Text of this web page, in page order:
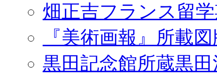
畑正吉フランス留
『美術画報』所載
黒田記念館所蔵黒